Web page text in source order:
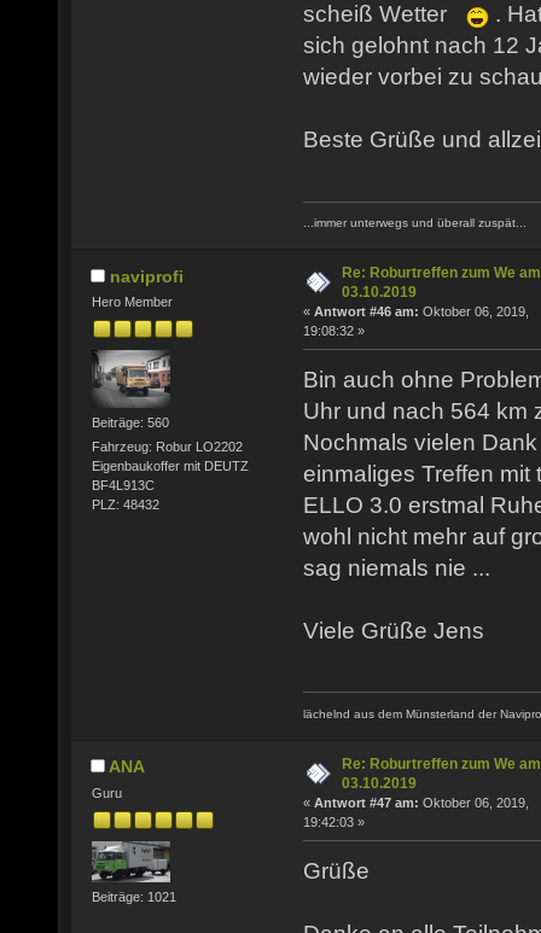
scheiß Wetter
.
sich gelohnt nach 12
wieder vorbei zu
Beste Grüße und
...immer unterwegs und überall zuspät...
naviprofi
Hero Member
Beiträge: 560
Fahrzeug: Robur LO2202
Eigenbaukoffer mit DEUTZ
BF4L913C
PLZ: 48432
Re: Roburtreffen zum We am
03.10.2019
« Antwort #46 am: Oktober 06, 2019,
19:08:32 »
Bin auch ohne
Uhr und nach 564 km
Nochmals vielen
einmaliges Treffen mit
ELLO 3.0 erstmal
wohl nicht mehr auf
sag niemals nie ...
Viele Grüße Jens
lächelnd aus dem Münsterland der
ANA
Guru
Beiträge: 1021
Re: Roburtreffen zum We am
03.10.2019
« Antwort #47 am: Oktober 06, 2019,
19:42:03 »
Grüße